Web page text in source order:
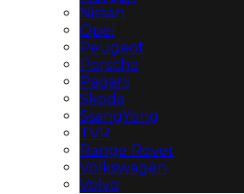
Nissan
Opel
Peugeot
Porsche
Pagani
Skoda
SsangYong
TVR
Range Rover
Volkswagen
Volvo